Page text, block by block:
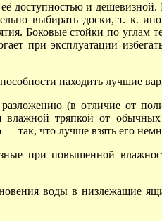
доступностью и
выбирать доски, т. к.
Боковые стойки по углам
при эксплуатации
находить лучшие
(в отличие от
тряпкой от обычных
— так, что лучше взять его
при повышенной
воды в низлежащие